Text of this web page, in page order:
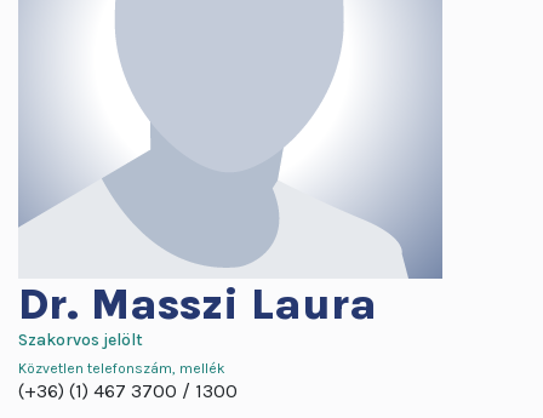
Dr. Masszi Laura
Szakorvos jelölt
Közvetlen telefonszám, mellék
(+36) (1) 467 3700 1300